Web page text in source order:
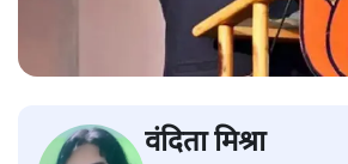
वंदिता मिश्रा